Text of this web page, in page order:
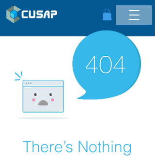
There’s Nothing